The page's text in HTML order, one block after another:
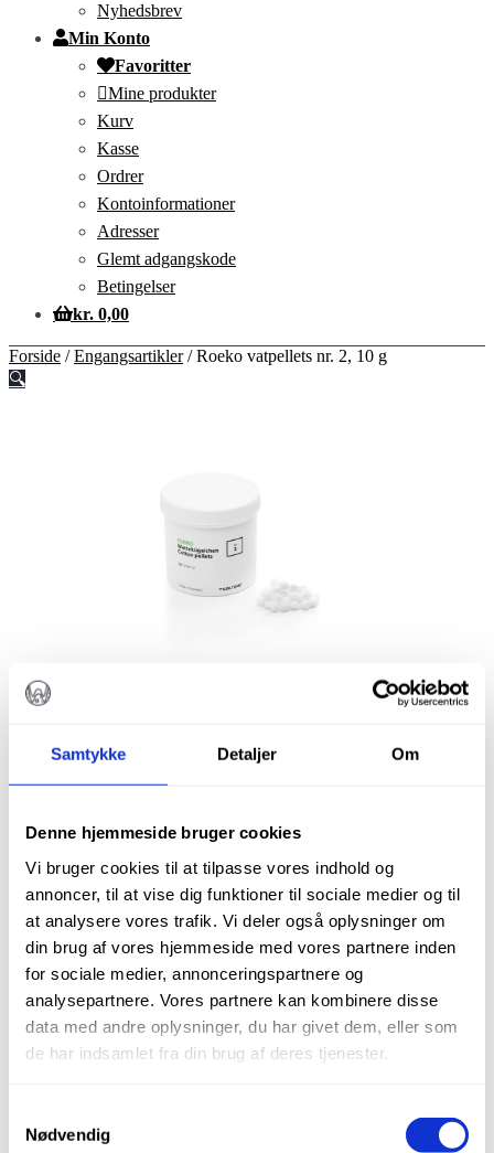
Samtykke Detaljer Om
Denne hjemmeside bruger cookies
Vi bruger cookies til at tilpasse vores indhold og
annoncer, til at vise dig funktioner til sociale medier og til
at analysere vores trafik. Vi deler også oplysninger om
din brug af vores hjemmeside med vores partnere inden
for sociale medier, annonceringspartnere og
analysepartnere. Vores partnere kan kombinere disse
data med andre oplysninger, du har givet dem, eller som
de har indsamlet fra din brug af deres tjenester.
Nødvendig
Nyhedsbrev
Min Konto
Favoritter
Mine produkter
Kurv
Kasse
Ordrer
Kontoinformationer
Adresser
Glemt adgangskode
Betingelser
kr. 0,00
Forside /Engangsartikler/Roeko vatpellets nr. 2, 10 g
🔍
ROEKO VATPELLETS
NR. 2, 10 G